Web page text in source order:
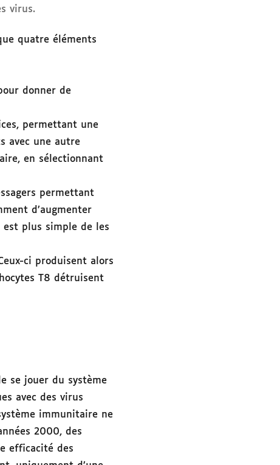
virus.
quatre éléments
donner de
permettant une
avec une autre
en sélectionnant
permettant
d’augmenter
est plus simple de les
ci produisent alors
T8 détruisent
se jouer du système
avec des virus
immunitaire ne
2000, des
efficacité des